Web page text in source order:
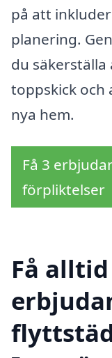
på att
planering.
du
toppskick
nya hem.
Få 3
förpliktelser
Få